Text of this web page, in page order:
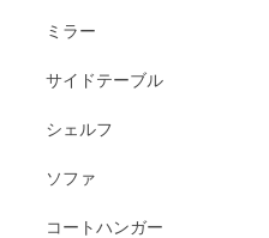
ミラー
サイドテーブル
シェルフ
ソファ
コートハンガー